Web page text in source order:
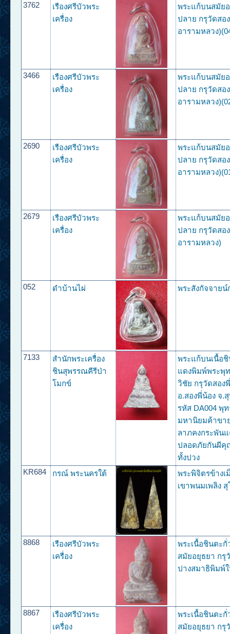
3762
เรืองศรีบัวพระ
เครื่อง
พระแก้บนสมัย
ปลาย กรุวัดสอ
อารามหลวง
3466
เรืองศรีบัวพระ
เครื่อง
พระแก้บนสมัย
ปลาย กรุวัดสอ
อารามหลวง
2690
เรืองศรีบัวพระ
เครื่อง
พระแก้บนสมัย
ปลาย กรุวัดสอ
อารามหลวง
2679
เรืองศรีบัวพระ
เครื่อง
พระแก้บนสมัย
ปลาย กรุวัดสอ
อารามหลวง)
052 ดำบ้านไผ่ พระสังกัจจายน์
7133
สำนักพระเครื่อง
ชินสุพรรณคีรีป่า
โมกข์
พระแก้บนเนื้อ
แดงพิมพ์พระพุ
วิชัย กรุวัดสอง
อ.สองพี่น้อง จ.
รหัส DA004 พุ
มหานิยมค้าขา
ลาภคงกระพัน
ปลอดภัยกันผีคุ
ทั้งปวง
KR684
กรณ์ พระนครใต้
พระพิจิตรข้างเ
เขาพนมเพลิง
8868
เรืองศรีบัวพระ
เครื่อง
พระเนื้อชินตะ
สมัยอยุธยา กรุ
ปางสมาธิพิมพ์
8867
เรืองศรีบัวพระ
เครื่อง
พระเนื้อชินตะ
สมัยอยุธยา กรุ